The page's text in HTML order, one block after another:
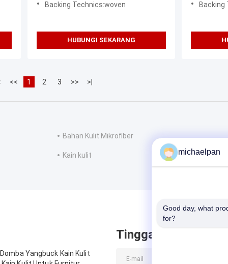
Backing Technics:woven
HUBUNGI SEKARANG
Backing
<< 1 2 3 >> >|
Bahan Kulit Mikrofiber
Kain kulit
Yangbuck Kain Kulit
Tinggalkan pesan
michaelpan
Good day, what
for?